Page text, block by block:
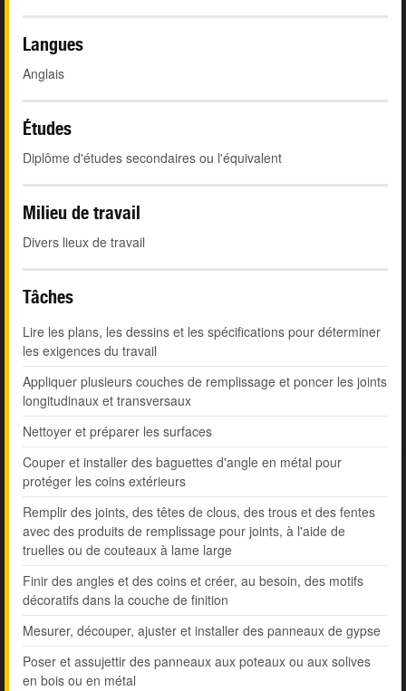
Langues
Anglais
Études
Diplôme d'études secondaires ou l'équivalent
Milieu de travail
Divers lieux de travail
Tâches
Lire les plans, les dessins et les spécifications pour déterminer
les exigences du travail
Appliquer plusieurs couches de remplissage et poncer les joints
longitudinaux et transversaux
Nettoyer et préparer les surfaces
Couper et installer des baguettes d'angle en métal pour
protéger les coins extérieurs
Remplir des joints, des têtes de clous, des trous et des fentes
avec des produits de remplissage pour joints, à l'aide de
truelles ou de couteaux à lame large
Finir des angles et des coins et créer, au besoin, des motifs
décoratifs dans la couche de finition
Mesurer, découper, ajuster et installer des panneaux de gypse
Poser et assujettir des panneaux aux poteaux ou aux solives
en bois ou en métal